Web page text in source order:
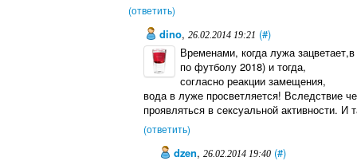
(ответить)
dino, 26.02.2014 19:21 (#)
Временами, когда лужа
по футболу 2018) и тогда,
согласно реакции замещения,
вода в луже просветляется! Вследствие
проявляться в сексуальной активности. И
(ответить)
dzen, 26.02.2014 19:40 (#)